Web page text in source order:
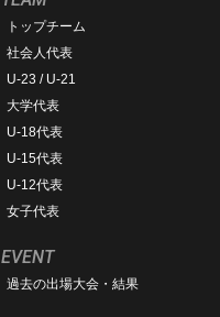
トップチーム
社会人代表
U-23 / U-21
大学代表
U-18代表
U-15代表
U-12代表
女子代表
EVENT
過去の出場大会・結果